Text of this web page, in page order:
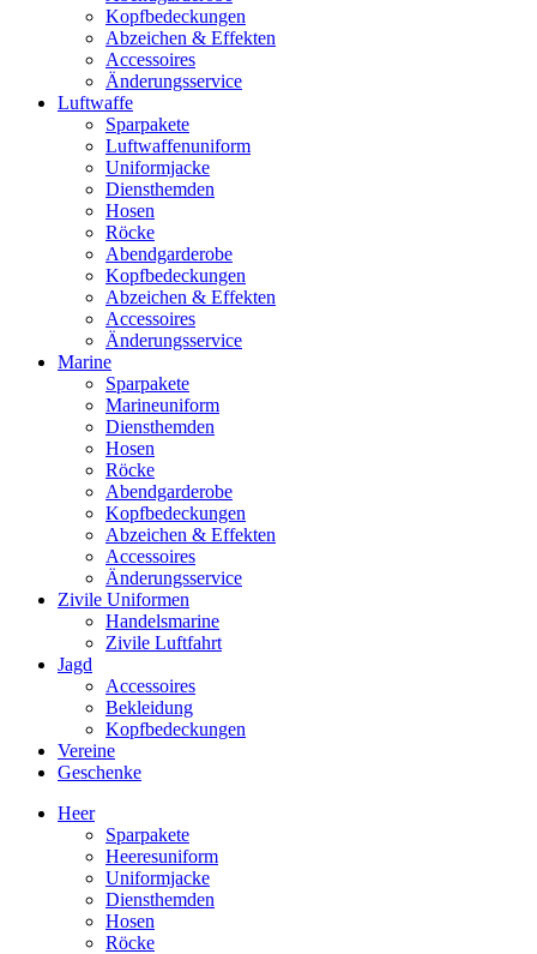
Kopfbedeckungen
Abzeichen & Effekten
Accessoires
Änderungsservice
Luftwaffe
Sparpakete
Luftwaffenuniform
Uniformjacke
Diensthemden
Hosen
Röcke
Abendgarderobe
Kopfbedeckungen
Abzeichen & Effekten
Accessoires
Änderungsservice
Marine
Sparpakete
Marineuniform
Diensthemden
Hosen
Röcke
Abendgarderobe
Kopfbedeckungen
Abzeichen & Effekten
Accessoires
Änderungsservice
Zivile Uniformen
Handelsmarine
Zivile Luftfahrt
Jagd
Accessoires
Bekleidung
Kopfbedeckungen
Vereine
Geschenke
Heer
Sparpakete
Heeresuniform
Uniformjacke
Diensthemden
Hosen
Röcke